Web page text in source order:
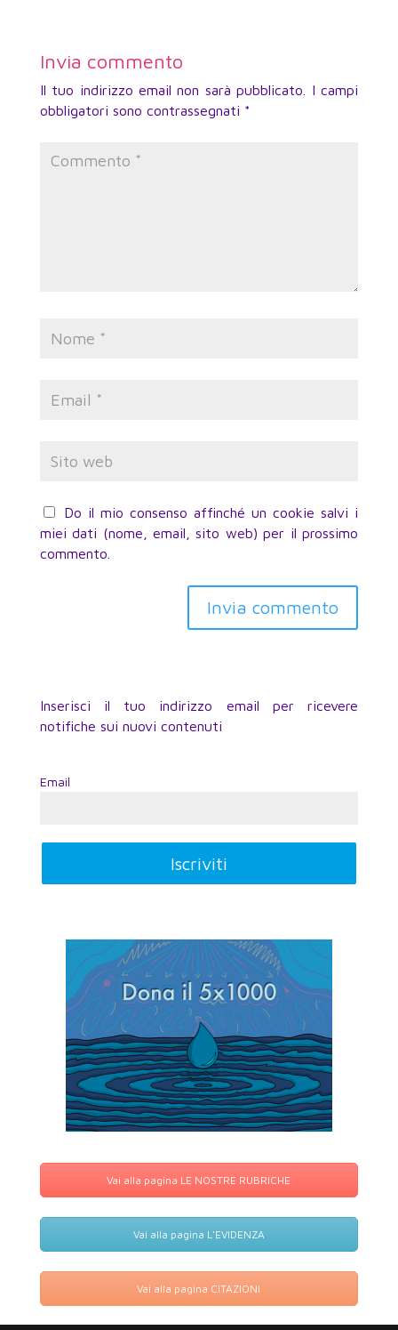
Invia commento
Il tuo indirizzo email non sarà pubblicato.
I campi
obbligatori sono contrassegnati *
Do il mio consenso affinché un cookie salvi i
miei dati (nome, email, sito web) per il prossimo
commento.
Inserisci il tuo indirizzo email per ricevere
notifiche sui nuovi contenuti
Email
Vai alla pagina LE NOSTRE RUBRICHE
Vai alla pagina L'EVIDENZA
Vai alla pagina CITAZIONI